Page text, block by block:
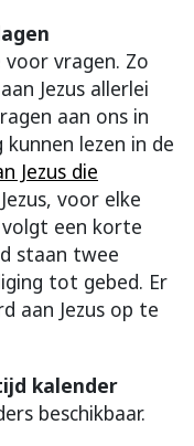
vragen. Zo
Jezus allerlei
aan ons in
lezen in de
Jezus die
voor elke
volgt een korte
staan twee
tot gebed. Er
aan Jezus op te
kalender
beschikbaar.